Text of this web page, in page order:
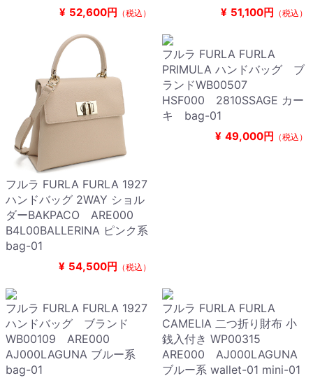
¥ 52,600円 （税込） ¥ 51,100円 （税込）
フルラ FURLA FURLA 1927
ハンドバッグ 2WAY ショル
ダーBAKPACO ARE000
B4L00BALLERINA ピンク系
bag-01
¥ 54,500円 （税込）
フルラ FURLA FURLA
PRIMULA ハンドバッグ ブ
ランドWB00507
HSF000 2810SSAGE カー
キ bag-01
¥ 49,000円 （税込）
フルラ FURLA FURLA 1927
ハンドバッグ ブランド
WB00109 ARE000
AJ000LAGUNA ブルー系
bag-01
フルラ FURLA FURLA
CAMELIA 二つ折り財布 小
銭入付き WP00315
ARE000 AJ000LAGUNA
ブルー系 wallet-01 mini-01